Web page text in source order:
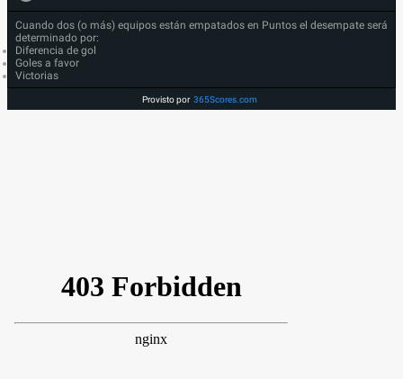
Cuando dos (o más) equipos están empatados en Puntos el desempate será
determinado por:
Diferencia de gol
Goles a favor
Victorias
Provisto por 365Scores.com